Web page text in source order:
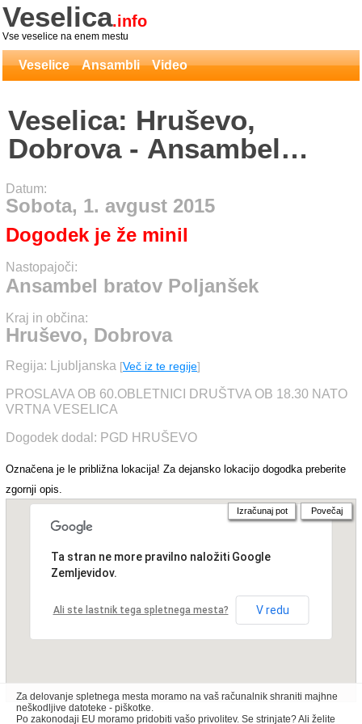
Veselica.info
Vse veselice na enem mestu
Veselice Ansambli Video
Veselica: Hruševo,
Dobrova - Ansambel
bratov Poljanšek
Datum:
Sobota, 1. avgust 2015
Dogodek je že minil
Nastopajoči:
Ansambel bratov Poljanšek
Kraj in občina:
Hruševo, Dobrova
Regija: Ljubljanska [Več iz te regije]
PROSLAVA OB 60.OBLETNICI DRUŠTVA OB 18.30 NATO
VRTNA VESELICA
Dogodek dodal: PGD HRUŠEVO
Označena je le približna lokacija! Za dejansko lokacijo dogodka preberite
zgornji opis.
Ta stran ne more pravilno naložiti Google
Zemljevidov.
Ali ste lastnik tega spletnega mesta? V redu
Izračunaj pot Povečaj
Za delovanje spletnega mesta moramo na vaš računalnik shraniti majhne
neškodljive datoteke - piškotke.
Po zakonodaji EU moramo pridobiti vašo privolitev. Se strinjate? Ali želite